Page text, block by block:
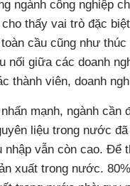
ngành công nghiệp
thấy vai trò đặc
cầu cũng như
nối giữa các doanh
thành viên, doanh
mạnh, ngành cần
liệu trong nước
nhập vẫn còn cao. Để
xuất trong nước.